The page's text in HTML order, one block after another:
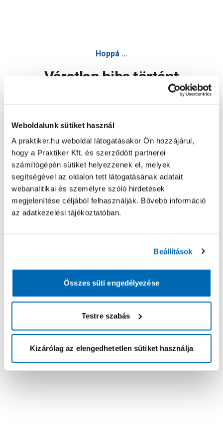
Weboldalunk sütiket használ
A praktiker.hu weboldal látogatásakor Ön hozzájárul,
hogy a Praktiker Kft. és szerződött partnerei
számítógépén sütiket helyezzenek el, melyek
segítségével az oldalon tett látogatásának adatait
webanalitikai és személyre szóló hirdetések
megjelenítése céljából felhasználják. Bővebb információ
az adatkezelési tájékoztatóban.
Beállítások
Összes süti engedélyezése
Testre szabás
Kizárólag az elengedhetetlen sütiket használja
Hoppá ...
Váratlan hiba történt
Oldal újratöltése